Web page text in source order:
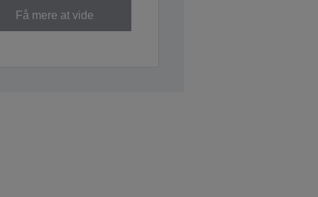
Få mere at vide